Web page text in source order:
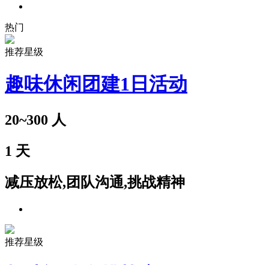
热门
推荐星级
趣味休闲团建1日活动
20~300 人
1 天
减压放松,团队沟通,挑战精神
推荐星级